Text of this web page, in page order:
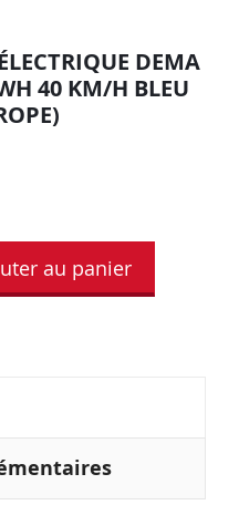
DEMA
40 KM/H BLEU
au panier